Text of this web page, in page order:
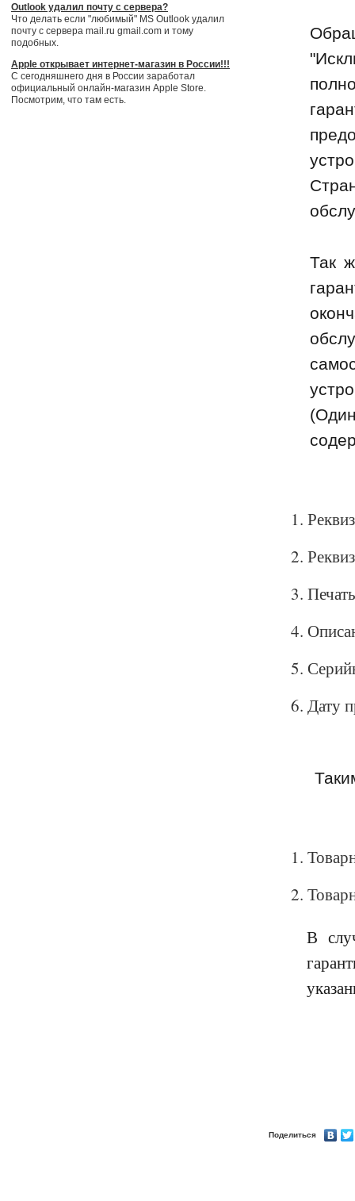
Outlook удалил почту с сервера?
Что делать если "любимый" MS Outlook удалил
почту с сервера mail.ru gmail.com и тому
подобных.
Apple открывает интернет-магазин в России!!!
С сегодняшнего дня в России заработал
официальный онлайн-магазин Apple Store.
Посмотрим, что там есть.
Так
Дату
В
Поделиться